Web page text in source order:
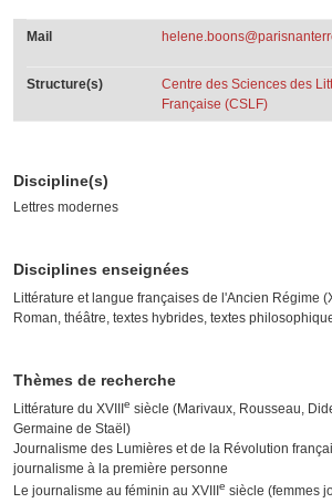
Mail
Structure(s)
Centre des Sciences des
Française (CSLF)
Discipline(s)
Lettres modernes
Disciplines enseignées
Littérature et langue françaises de l'Ancien Régime
Roman, théâtre, textes hybrides, textes
Thèmes de recherche
Littérature du XVIIIe siècle (Marivaux, Rousseau,
Germaine de Staël)
Journalisme des Lumières et de la Révolution
journalisme à la première personne
Le journalisme au féminin au XVIIIe siècle (femmes